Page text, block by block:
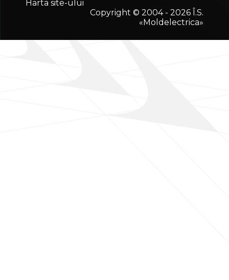
Harta site-ului
Copyright © 2004 - 2026 Î.S.
«Moldelectrica»